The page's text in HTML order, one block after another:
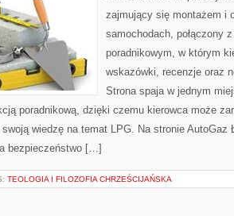
zajmujący się montażem i
samochodach, połączony
poradnikowym, w którym
wskazówki, recenzje oraz
Strona spaja w jednym
poradnikową, dzięki czemu kierowca może
wiedzę na temat LPG. Na stronie AutoGaz
bezpieczeństwo […]
TEOLOGIA I FILOZOFIA CHRZEŚCIJAŃSKA